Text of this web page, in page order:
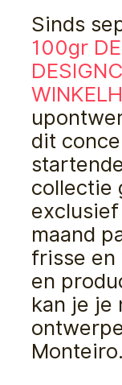
Sinds
100gr
dit
collectie
maand
frisse en
en
kan je je
Monteiro.